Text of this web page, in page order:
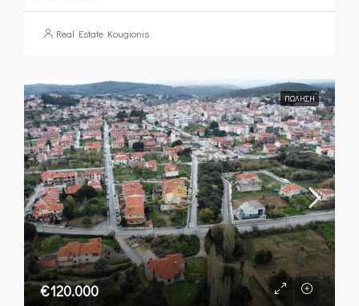
Real Estate Kougionis
ΠΏΛΗΣΗ
€120.000